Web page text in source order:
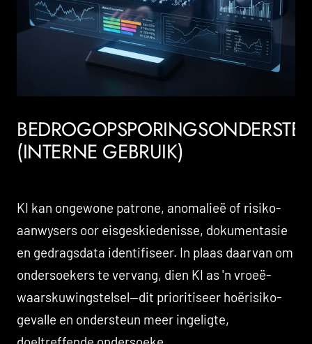
(INTERNE GEBRUIK)
KI kan ongewone patrone, anomalieë of risiko-
aanwysers oor eisgeskiedenisse, dokumentasie
en gedragsdata identifiseer. In plaas daarvan om
ondersoekers te vervang, dien KI as 'n vroeë-
waarskuwingstelsel—dit prioritiseer hoërisiko-
gevalle en ondersteun meer ingeligte,